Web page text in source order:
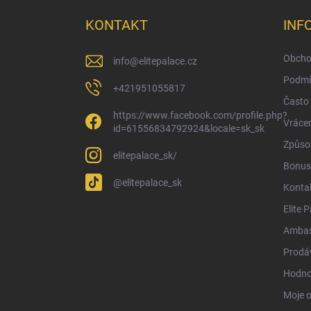
KONTAKT
info@elitepalace.cz
+421951055817
https://www.facebook.com/profile.php?
id=61556834792924&locale=sk_sk
elitepalace_sk/
@elitepalace_sk
Elite
Moje